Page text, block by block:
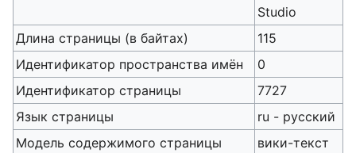
Studio
Длина страницы (в байтах)
115
Идентификатор пространства имён
0
Идентификатор страницы
7727
Язык страницы
ru - русский
Модель содержимого страницы
вики-текст